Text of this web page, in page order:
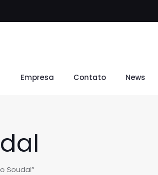
Empresa Contato News
Soudal”